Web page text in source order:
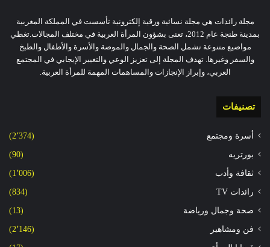
مجلة رائدات هي مجلة نسائية ورقية إلكترونية تأسست في المملكة المغربية
بمدينة طنجة عام 2012، تعنى بشؤون المرأة العربية في مختلف المجالات.تغطي
مواضيع متنوعة تشمل الصحة والجمال والموضة والأسرة والأطفال والطبخ
والسفر وغيرها. تهدف المجلة إلى تعزيز الوعي والتغيير الإيجابي في المجتمع
العربي، وإبراز الإنجازات والمساهمات المهمة للمرأة العربية.
تصنيفات
أسرة ومجتمع (2٬374)
بورتريه (90)
ثقافة وأدب (1٬006)
رائدات TV (834)
صحة وجمال ورياضة (13)
فن ومشاهير (2٬146)